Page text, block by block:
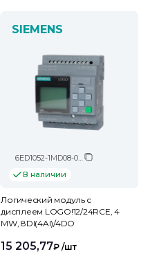
SIEMENS
6ED1052-1MD08-0BA2
В наличии
Логический модуль c
дисплеем LOGO!12/24RCE, 4
MW, 8DI(4AI)/4DO
15 205,77₽ /шт